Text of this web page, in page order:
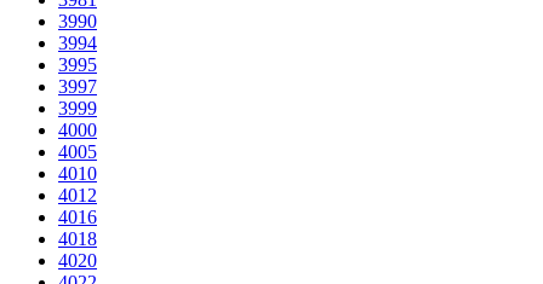
3990
3994
3995
3997
3999
4000
4005
4010
4012
4016
4018
4020